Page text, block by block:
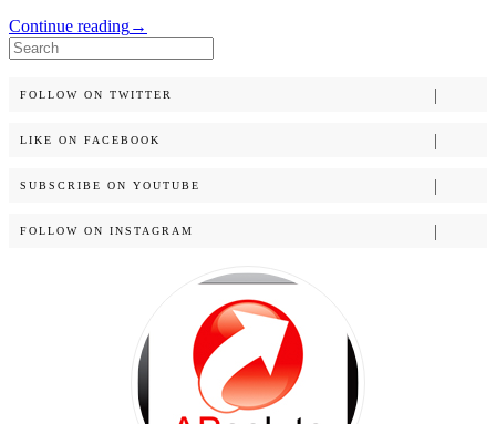
Continue reading→
Search
for:
FOLLOW ON TWITTER
LIKE ON FACEBOOK
SUBSCRIBE ON YOUTUBE
FOLLOW ON INSTAGRAM